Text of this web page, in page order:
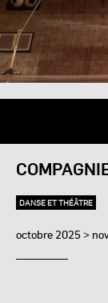
DANSE ET THÉÂTRE
octobre 2025 >